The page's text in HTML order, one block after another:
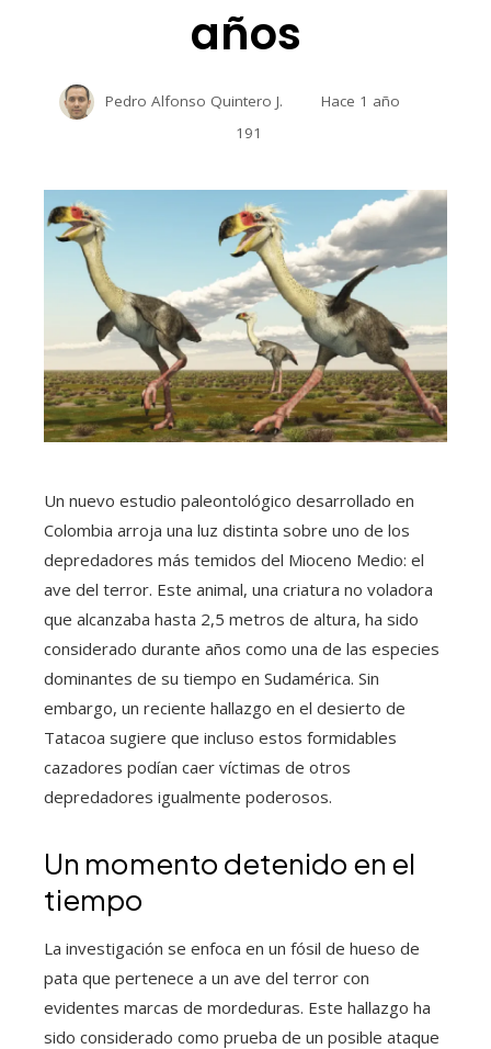
años
Pedro Alfonso Quintero J.
Hace 1 año
191
Un nuevo estudio paleontológico desarrollado en
Colombia arroja una luz distinta sobre uno de los
depredadores más temidos del Mioceno Medio: el
ave del terror. Este animal, una criatura no voladora
que alcanzaba hasta 2,5 metros de altura, ha sido
considerado durante años como una de las especies
dominantes de su tiempo en Sudamérica. Sin
embargo, un reciente hallazgo en el desierto de
Tatacoa sugiere que incluso estos formidables
cazadores podían caer víctimas de otros
depredadores igualmente poderosos.
Un momento detenido en el
tiempo
La investigación se enfoca en un fósil de hueso de
pata que pertenece a un ave del terror con
evidentes marcas de mordeduras. Este hallazgo ha
sido considerado como prueba de un posible ataque